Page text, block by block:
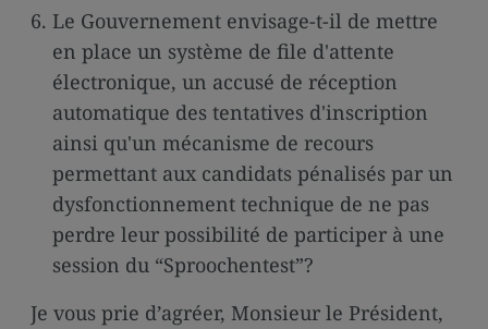
Le Gouvernement envisage-t-il de mettre
en place un système de file d'attente
électronique, un accusé de réception
automatique des tentatives d'inscription
ainsi qu'un mécanisme de recours
permettant aux candidats pénalisés par un
dysfonctionnement technique de ne pas
perdre leur possibilité de participer à une
session du “Sproochentest”?
Je vous prie d’agréer, Monsieur le Président,